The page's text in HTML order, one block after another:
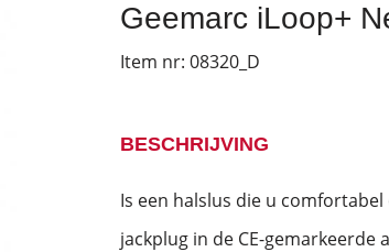
Geemarc iLoop+
Item nr: 08320_D
BESCHRIJVING
Is een halslus die u
jackplug in de CE-